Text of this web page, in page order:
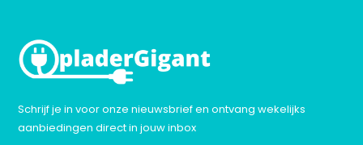
Schrijf je in voor onze nieuwsbrief en ontvang wekelijks
aanbiedingen direct in jouw inbox